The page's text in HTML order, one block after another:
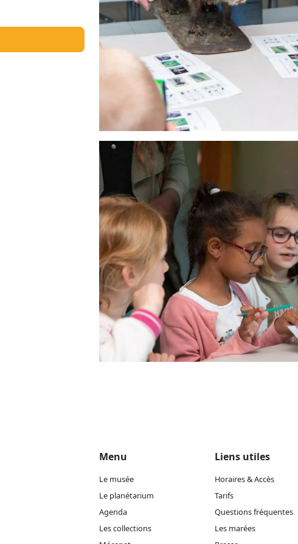
Menu
Le musée
Le planétarium
Agenda
Les collections
Liens utiles
Horaires & Accès
Tarifs
Questions fréquentes
Les marées